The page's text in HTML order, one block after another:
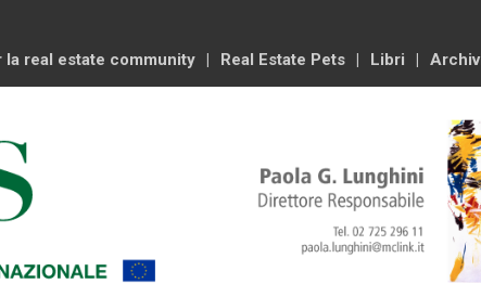
real estate community Real Estate Pets Libri